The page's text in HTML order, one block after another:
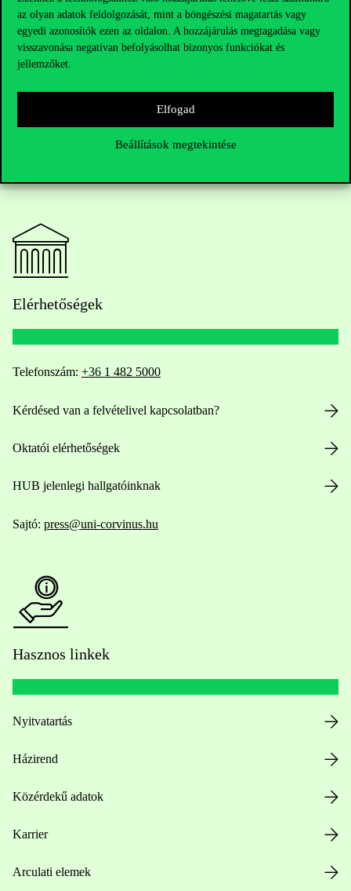
az olyan adatok feldolgozását, mint a böngészési magatartás vagy
egyedi azonosítók ezen az oldalon. A hozzájárulás megtagadása vagy
visszavonása negatívan befolyásolhat bizonyos funkciókat és
jellemzőket.
Elfogad
Beállítások megtekintése
Alexandra zárásként hozzátette: „A nemnövekedés egyébként
utópia, de ez fantasztikusan fontos adottság, hiszen a társadalmi
párbeszédhez szükségünk van utópiákra.Nélkülüknem lehet a
társadalmi problémáinkra új megoldásokat találni.”
Elérhetőségek
Telefonszám: +36 1 482 5000
Kérdésed van a felvételivel kapcsolatban?
Oktatói elérhetőségek
HUB jelenlegi hallgatóinknak
Sajtó: press@uni-corvinus.hu
Hasznos linkek
Nyitvatartás
Házirend
Közérdekű adatok
Karrier
Arculati elemek